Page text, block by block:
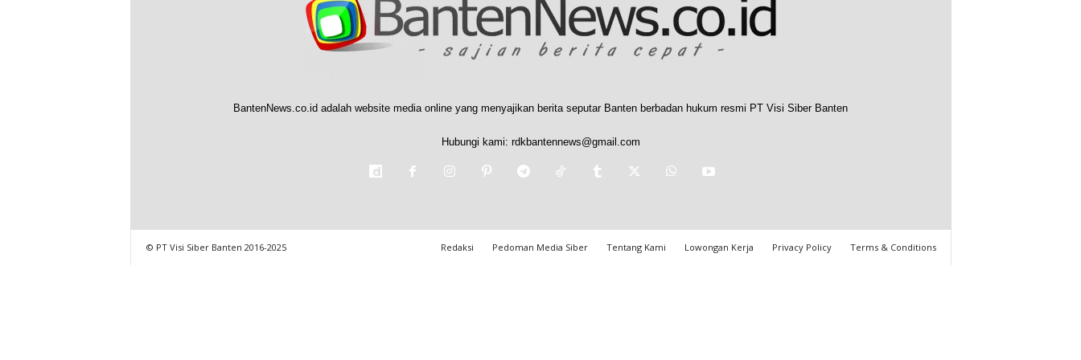
BantenNews.co.id adalah website media online yang menyajikan berita seputar Banten berbadan hukum resmi PT Visi Siber Banten
Hubungi kami: rdkbantennews@gmail.com
Redaksi Pedoman Media Siber Tentang Kami Lowongan Kerja Privacy Policy Terms & Conditions
© PT Visi Siber Banten 2016-2025